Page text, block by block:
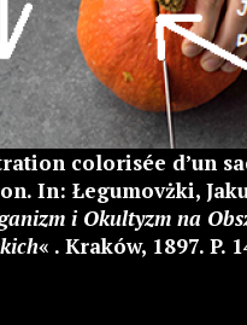
colorisée d’un
In: Łegumovżki,
i Okultyzm na
« . Kraków, 1897. P.